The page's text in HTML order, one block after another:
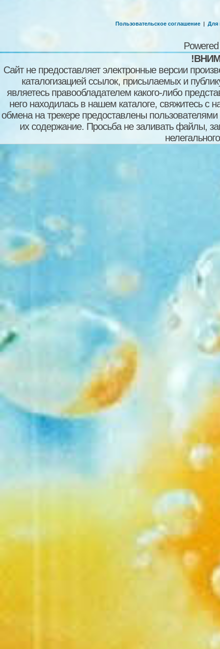
Пользовательское соглашение | Для
Сайт не предоставляет электронные версии
каталогизацией ссылок, присылаемых и
являетесь правообладателем какого-либо
него находилась в нашем каталоге, свяжитесь
обмена на трекере предоставлены пользователями
их содержание. Просьба не заливать файлы,